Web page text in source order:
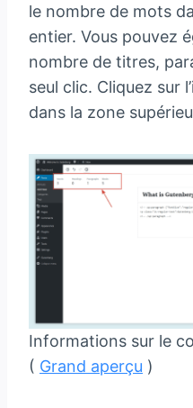
le nombre de mots
entier. Vous pouvez
nombre de titres,
seul clic. Cliquez sur
dans la zone
Informations sur le
( Grand aperçu )